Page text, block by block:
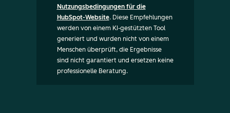
Nutzungsbedingungen für die
HubSpot-Website. Diese Empfehlungen
werden von einem KI-gestützten Tool
generiert und wurden nicht von einem
Menschen überprüft, die Ergebnisse
sind nicht garantiert und ersetzen keine
professionelle Beratung.